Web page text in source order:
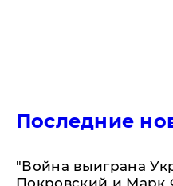
Последние
"Война выиграна
Покровский и Марк